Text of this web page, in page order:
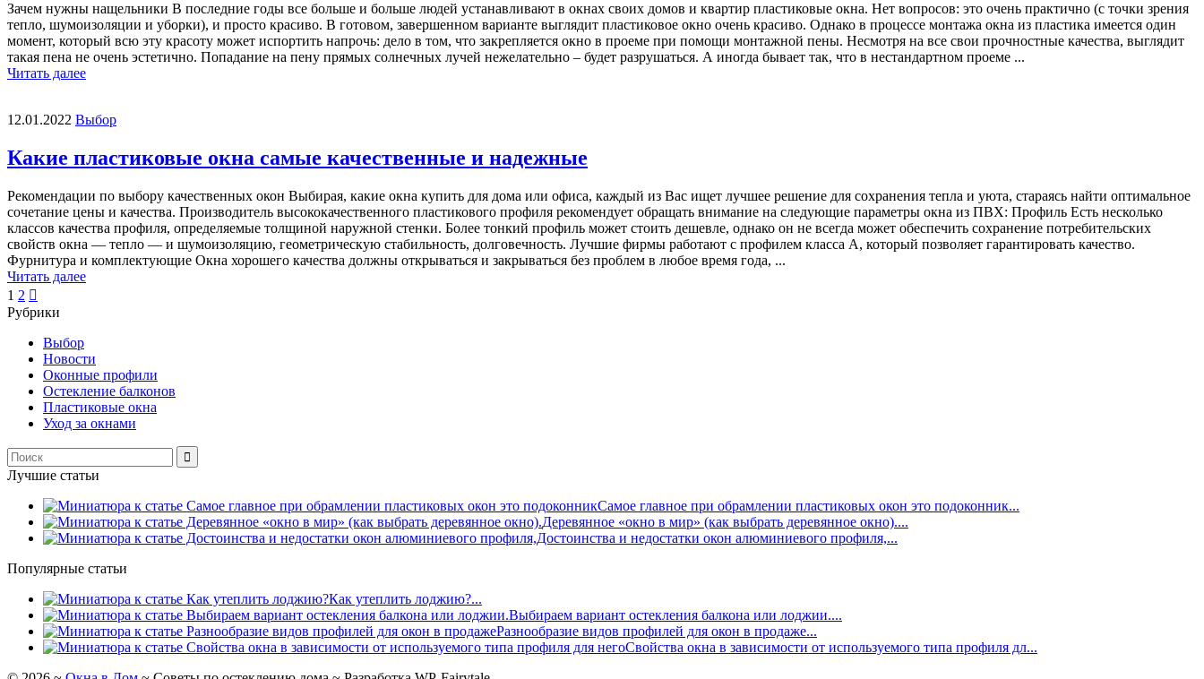
Зачем нужны нащельники В последние годы все больше и больше людей устанавливают в окнах своих домов и квартир пластиковые окна. Нет вопросов: это очень практично (с точки зрения
тепло, шумоизоляции и уборки), и просто красиво. В готовом, завершенном варианте выглядит пластиковое окно очень красиво. Однако в процессе монтажа окна из пластика имеется один
момент, который всю эту красоту может испортить напрочь: дело в том, что закрепляется окно в проеме при помощи монтажной пены. Несмотря на все свои прочностные качества, выглядит
такая пена не очень эстетично. Попадание на пену прямых солнечных лучей нежелательно – будет разрушаться. А иногда бывает так, что в нестандартном проеме ...
Читать далее
12.01.2022 Выбор
Какие пластиковые окна самые качественные и надежные
Рекомендации по выбору качественных окон Выбирая, какие окна купить для дома или офиса, каждый из Вас ищет лучшее решение для сохранения тепла и уюта, стараясь найти оптимальное
сочетание цены и качества. Производитель высококачественного пластикового профиля рекомендует обращать внимание на следующие параметры окна из ПВХ: Профиль Есть несколько
классов качества профиля, определяемые толщиной наружной стенки. Более тонкий профиль может стоить дешевле, однако он не всегда может обеспечить сохранение потребительских
свойств окна — тепло — и шумоизоляцию, геометрическую стабильность, долговечность. Лучшие фирмы работают с профилем класса А, который позволяет гарантировать качество.
Фурнитура и комплектующие Окна хорошего качества должны открываться и закрываться без проблем в любое время года, ...
Читать далее
Пагинация
записей
1 2 
Рубрики
Выбор
Новости
Оконные профили
Остекление балконов
Пластиковые окна
Уход за окнами
Лучшие статьи
Самое главное при обрамлении пластиковых окон это подоконник...
Деревянное «окно в мир» (как выбрать деревянное окно)....
Достоинства и недостатки окон алюминиевого профиля,...
Популярные статьи
Как утеплить лоджию?...
Выбираем вариант остекления балкона или лоджии....
Разнообразие видов профилей для окон в продаже...
Свойства окна в зависимости от используемого типа профиля дл...